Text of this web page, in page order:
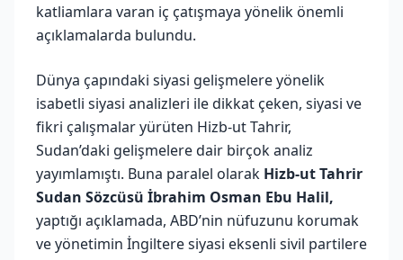
katliamlara varan iç çatışmaya yönelik önemli
açıklamalarda bulundu.
Dünya çapındaki siyasi gelişmelere yönelik
isabetli siyasi analizleri ile dikkat çeken, siyasi ve
fikri çalışmalar yürüten Hizb-ut Tahrir,
Sudan’daki gelişmelere dair birçok analiz
yayımlamıştı. Buna paralel olarak Hizb-ut Tahrir
Sudan Sözcüsü İbrahim Osman Ebu Halil,
yaptığı açıklamada, ABD’nin nüfuzunu korumak
ve yönetimin İngiltere siyasi eksenli sivil partilere